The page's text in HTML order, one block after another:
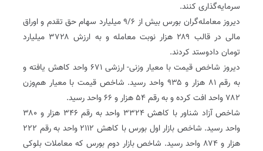
سرمایه‌گذاری کنند.
دیروز معامله‌گران بورس بیش از ۹/۶ میلیارد سهام حق تقدم و اوراق
مالی در قالب ۲۸۹ هزار نوبت معامله و به ارزش ۳۷۲۸ میلیارد
تومان داد‌و‌ستد کردند.
دیروز شاخص قیمت با معیار وزنی- ارزشی ۶۷۱ واحد کاهش یافته و
به رقم ۸۱ هزار و ۹۳۵ واحد رسید. شاخص قیمت با معیار هم‌وزن
۷۸۲ واحد افت کرده و به رقم ۵۴ هزار و ۶۶ واحد رسید.
شاخص آزاد شناور با کاهش ۳۳۲۴ واحد به رقم ۳۴۶ هزار و ۳۸۰
واحد رسید. شاخص بازار اول بورس با کاهش ۲۱۱۲ واحد به رقم ۲۲۲
هزار و ۸۷۴ واحد رسید. شاخص بازار دوم بورس که معاملات بلوکی